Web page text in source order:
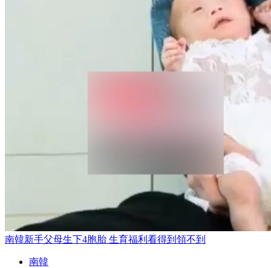
南韓新手父母生下4胞胎 生育福利看得到領不到
南韓